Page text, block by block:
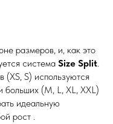
размеров, и, как это
система Size Split.
(XS, S) используются
больших (M, L, XL, XXL)
идеальную
рост .